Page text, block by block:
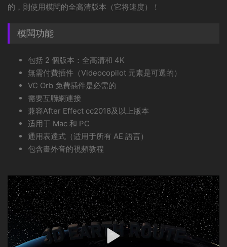
的，則使用模闆的全高清版本（它将速度）！
模闆功能
包括 2 個版本：全高清和 4K
無需付費插件（Videocopilot 元素是可選的）
VC Orb 免費插件是必需的
需要互聯網連接
兼容After Effect cc2018及以上版本
适用于 Mac 和 PC
通用表達式（适用于所有 AE 語言）
包含畫外音的視頻教程